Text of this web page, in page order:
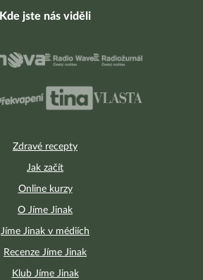
Zdravé recepty
Jak začít
Online kurzy
O Jíme Jinak
Jíme Jinak v médiích
Recenze Jíme Jinak
Klub Jíme Jinak
Kde jste nás viděli